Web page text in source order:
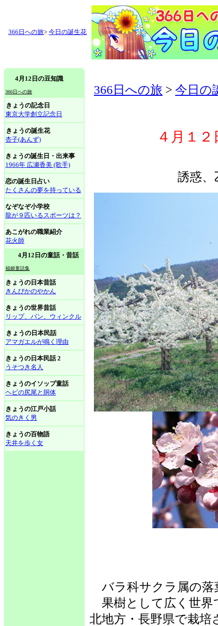
366日への旅> 今日の誕生花
4月12日の豆知識
366日への旅
きょうの記念日
東京大学創立記念日
きょうの誕生花
杏子(あんず)
きょうの誕生日・出来事
1966年 広瀬香美 (歌手)
恋の誕生日占い
たくさんの夢を持っている
なぞなぞ小学校
龍が９匹いるスポーツは？
あこがれの職業紹介
花火師
4月12日の童話・昔話
福娘童話集
きょうの日本昔話
きんぴかのやかん
きょうの世界昔話
リップ、バン、ウィンクル
きょうの日本民話
アマガエルが鳴く理由
きょうの日本民話 2
うそつき名人
きょうのイソップ童話
ヘビの尻尾と胴体
きょうの江戸小話
気のきく男
きょうの百物語
天井を歩く女
366日への旅 > 今日の
４月１
誘惑、
バラ科サクラ属の落
果樹として広く世界
北地方・長野県で栽培